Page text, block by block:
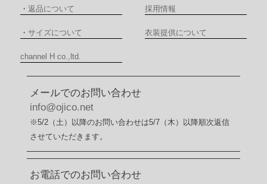
・ 返品について 採用情報
・ サイズについて 衣装提供について
channel H co.,ltd.
メールでのお問い合わせ
info@ojico.net
※5/2（土）以降のお問い合わせは5/7（木）以降順次返信
させていただきます。
お電話でのお問い合わせ